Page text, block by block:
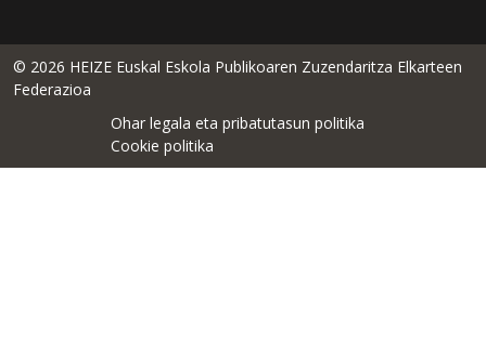
© 2026 HEIZE Euskal Eskola Publikoaren Zuzendaritza Elkarteen
Federazioa
Ohar legala eta pribatutasun politika
Cookie politika